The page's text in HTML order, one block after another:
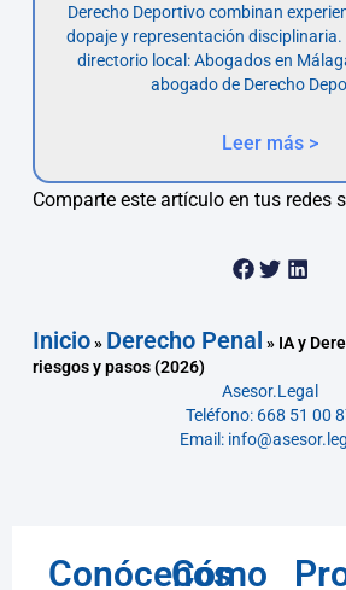
Derecho Deportivo combinan
dopaje y representación
directorio local: Abogados en
abogado de Derecho
Leer más >
Comparte este artículo en tus redes
Inicio» Derecho Penal » IA y
riesgos y pasos (2026)
Asesor.Legal
Teléfono: 668 51 00
Email:
Conócenos
Cómo